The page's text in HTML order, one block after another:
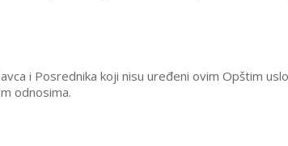
i Posrednika koji nisu uređeni ovim Opštim
odnosima.